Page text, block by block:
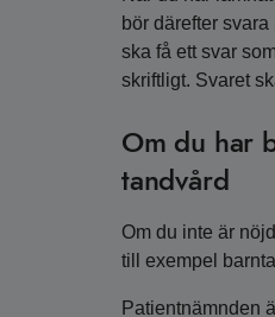
bör därefter
ska få ett svar
skriftligt. Svaret
Om du har
tandvård
Om du inte är
till exempel
Patientnämnden